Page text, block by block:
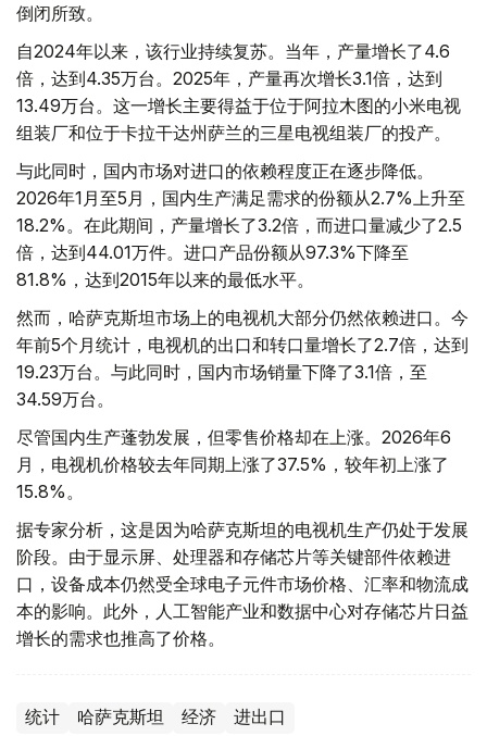
倒闭所致。
自2024年以来，该行业持续复苏。当年，产量增长了4.6
倍，达到4.35万台。2025年，产量再次增长3.1倍，达到
13.49万台。这一增长主要得益于位于阿拉木图的小米电视
组装厂和位于卡拉干达州萨兰的三星电视组装厂的投产。
与此同时，国内市场对进口的依赖程度正在逐步降低。
2026年1月至5月，国内生产满足需求的份额从2.7%上升至
18.2%。在此期间，产量增长了3.2倍，而进口量减少了2.5
倍，达到44.01万件。进口产品份额从97.3%下降至
81.8%，达到2015年以来的最低水平。
然而，哈萨克斯坦市场上的电视机大部分仍然依赖进口。今
年前5个月统计，电视机的出口和转口量增长了2.7倍，达到
19.23万台。与此同时，国内市场销量下降了3.1倍，至
34.59万台。
尽管国内生产蓬勃发展，但零售价格却在上涨。2026年6
月，电视机价格较去年同期上涨了37.5%，较年初上涨了
15.8%。
据专家分析，这是因为哈萨克斯坦的电视机生产仍处于发展
阶段。由于显示屏、处理器和存储芯片等关键部件依赖进
口，设备成本仍然受全球电子元件市场价格、汇率和物流成
本的影响。此外，人工智能产业和数据中心对存储芯片日益
增长的需求也推高了价格。
统计 哈萨克斯坦 经济 进出口